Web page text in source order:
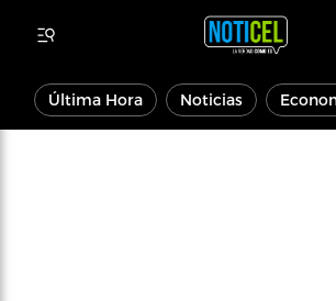
Última Hora Noticias